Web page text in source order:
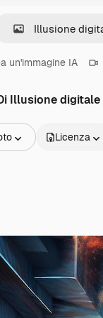
un'immagine IA
Illusione digitale
graphic
di video
3D
Licenza